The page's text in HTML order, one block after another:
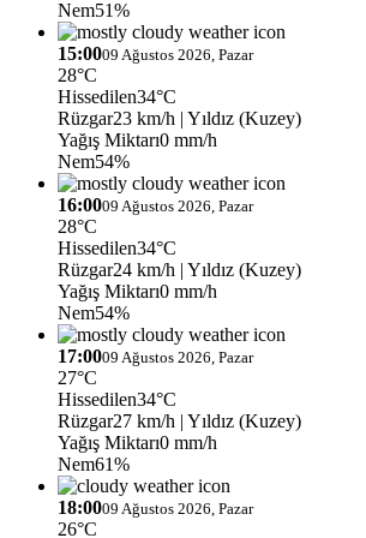
Nem51%
15:0009 Ağustos 2026, Pazar
28°C
Hissedilen34°C
Rüzgar23 km/h | Yıldız (Kuzey)
Yağış Miktarı0 mm/h
Nem54%
16:0009 Ağustos 2026, Pazar
28°C
Hissedilen34°C
Rüzgar24 km/h | Yıldız (Kuzey)
Yağış Miktarı0 mm/h
Nem54%
17:0009 Ağustos 2026, Pazar
27°C
Hissedilen34°C
Rüzgar27 km/h | Yıldız (Kuzey)
Yağış Miktarı0 mm/h
Nem61%
18:0009 Ağustos 2026, Pazar
26°C